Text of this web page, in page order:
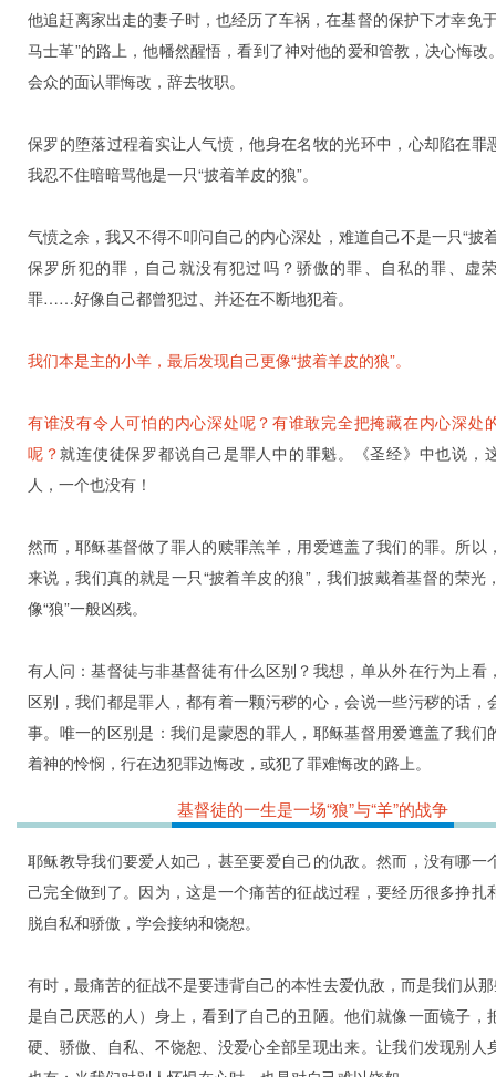
他追赶离家出走的妻子时，也经历了车祸，在基督的保护下才幸免
马士革”的路上，他幡然醒悟，看到了神对他的爱和管教，决心悔改
会众的面认罪悔改，辞去牧职。
保罗的堕落过程着实让人气愤，他身在名牧的光环中，心却陷在罪
我忍不住暗暗骂他是一只“披着羊皮的狼”。
气愤之余，我又不得不叩问自己的内心深处，难道自己不是一只“披
保罗所犯的罪，自己就没有犯过吗？骄傲的罪、自私的罪、虚
罪……好像自己都曾犯过、并还在不断地犯着。
我们本是主的小羊，最后发现自己更像“披着羊皮的狼”。
有谁没有令人可怕的内心深处呢？有谁敢完全把掩藏在内心深处
呢？就连使徒保罗都说自己是罪人中的罪魁。《圣经》中也说，
人，一个也没有！
然而，耶稣基督做了罪人的赎罪羔羊，用爱遮盖了我们的罪。所以
来说，我们真的就是一只“披着羊皮的狼”，我们披戴着基督的荣光
像“狼”一般凶残。
有人问：基督徒与非基督徒有什么区别？我想，单从外在行为上看
区别，我们都是罪人，都有着一颗污秽的心，会说一些污秽的话，
事。唯一的区别是：我们是蒙恩的罪人，耶稣基督用爱遮盖了我们
着神的怜悯，行在边犯罪边悔改，或犯了罪难悔改的路上。
基督徒的一生是一场“狼”与“羊”的战争
耶稣教导我们要爱人如己，甚至要爱自己的仇敌。然而，没有哪一
己完全做到了。因为，这是一个痛苦的征战过程，要经历很多挣扎
脱自私和骄傲，学会接纳和饶恕。
有时，最痛苦的征战不是要违背自己的本性去爱仇敌，而是我们从那
是自己厌恶的人）身上，看到了自己的丑陋。他们就像一面镜子，
硬、骄傲、自私、不饶恕、没爱心全部呈现出来。让我们发现别人